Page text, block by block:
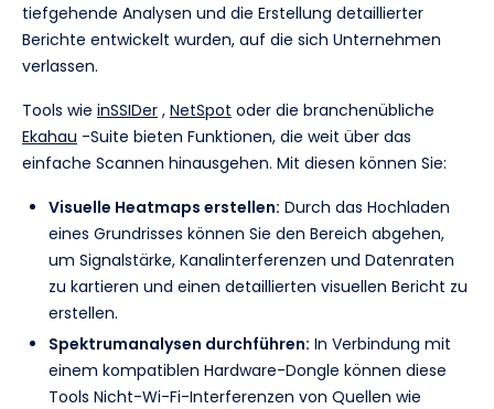
tiefgehende Analysen und die Erstellung detaillierter
Berichte entwickelt wurden, auf die sich Unternehmen
verlassen.
Tools wie inSSIDer , NetSpot oder die branchenübliche
Ekahau -Suite bieten Funktionen, die weit über das
einfache Scannen hinausgehen. Mit diesen können Sie:
Visuelle Heatmaps erstellen: Durch das Hochladen
eines Grundrisses können Sie den Bereich abgehen,
um Signalstärke, Kanalinterferenzen und Datenraten
zu kartieren und einen detaillierten visuellen Bericht zu
erstellen.
Spektrumanalysen durchführen: In Verbindung mit
einem kompatiblen Hardware-Dongle können diese
Tools Nicht-Wi-Fi-Interferenzen von Quellen wie